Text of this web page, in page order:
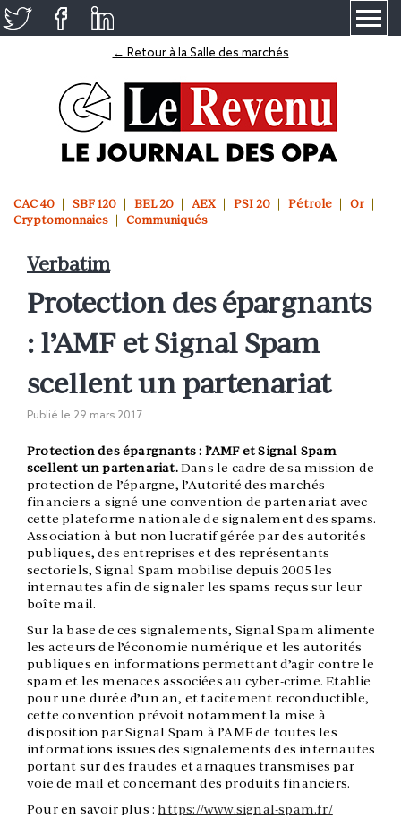
← Retour à la Salle des marchés
CAC 40 SBF 120 BEL 20 AEX PSI 20 Pétrole
Or
Cryptomonnaies
Communiqués
Verbatim
Protection des épargnants
: l’AMF et Signal Spam
scellent un partenariat
Publié le 29 mars 2017
Protection des épargnants : l’AMF et Signal Spam
scellent un partenariat.Dans le cadre de sa mission de
protection de l’épargne, l’Autorité des marchés
financiers a signé une convention de partenariat avec
cette plateforme nationale de signalement des spams.
Association à but non lucratif gérée par des autorités
publiques, des entreprises et des représentants
sectoriels, Signal Spam mobilise depuis 2005 les
internautes afin de signaler les spams reçus sur leur
boîte mail.
Sur la base de ces signalements, Signal Spam alimente
les acteurs de l’économie numérique et les autorités
publiques en informations permettant d’agir contre le
spam et les menaces associées au cyber-crime. Etablie
pour une durée d’un an, et tacitement reconductible,
cette convention prévoit notamment la mise à
disposition par Signal Spam à l’AMF de toutes les
informations issues des signalements des internautes
portant sur des fraudes et arnaques transmises par
voie de mail et concernant des produits financiers.
Pour en savoir plus :https://www.signal-spam.fr/